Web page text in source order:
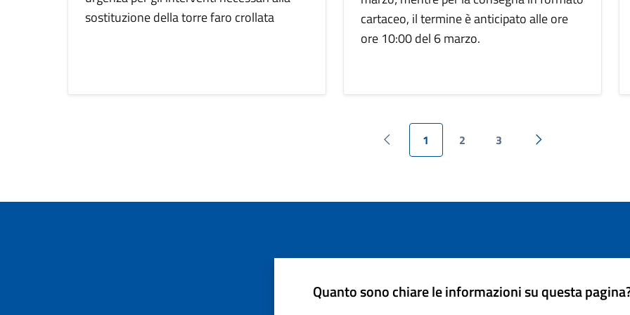
sostituzione della torre faro crollata
cartaceo, il termine è anticipato alle ore
ore 10:00 del 6 marzo.
Pagina precedente
1 2 3
Pagina successiva
Quanto sono chiare le informazioni su questa